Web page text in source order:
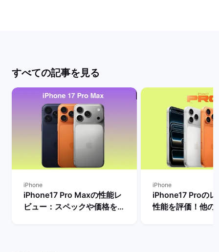
すべての記事を見る
iPhone
iPhone17 Pro Maxの性能レ
ビュー：スペックや価格を
iPhone
iPhone17 Proのレ
性能を評価！他の